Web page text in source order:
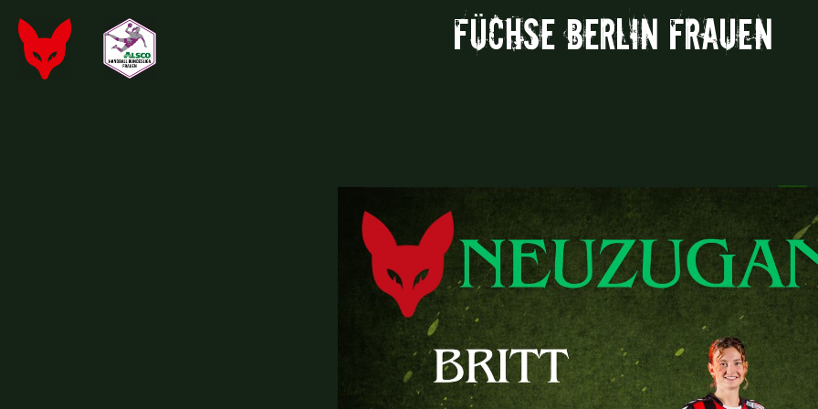
Füchse Berlin Frauen